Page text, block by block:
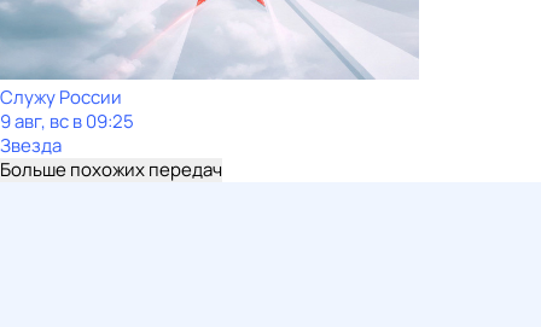
Служу Рoсcии
9 авг, вс в 09:25
Звезда
Больше похожих передач